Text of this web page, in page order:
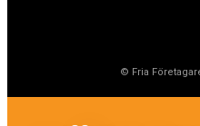
© Fria